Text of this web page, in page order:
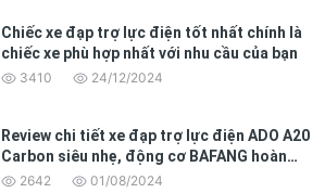
Chiếc xe đạp trợ lực điện tốt nhất chính là
chiếc xe phù hợp nhất với nhu cầu của bạn
3410 24/12/2024
Review chi tiết xe đạp trợ lực điện ADO A20
Carbon siêu nhẹ, động cơ BAFANG hoàn
toàn mới
2642 01/08/2024